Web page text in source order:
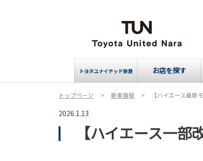
トヨタユナイテッド奈良 お店を探す
トップページ 新車情報 【ハイエース最新
2026.1.13
【ハイエース一